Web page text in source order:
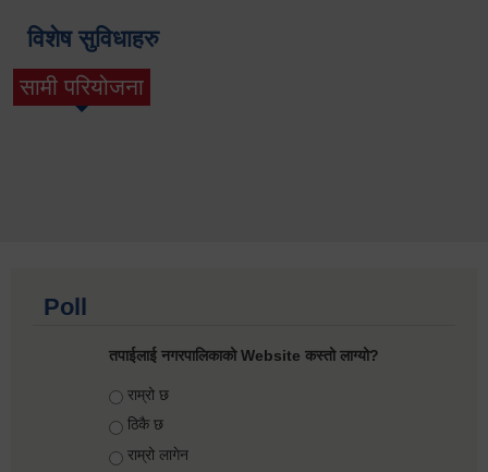
विशेष सुविधाहरु
सामी परियोजना
(active tab)
Poll
तपाईलाई नगरपालिकाको Website कस्तो लाग्यो?
Choices
राम्रो छ
ठिकै छ
राम्रो लागेन